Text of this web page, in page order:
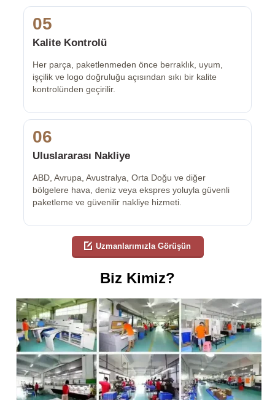
05
Kalite Kontrolü
Her parça, paketlenmeden önce berraklık, uyum,
işçilik ve logo doğruluğu açısından sıkı bir kalite
kontrolünden geçirilir.
06
Uluslararası Nakliye
ABD, Avrupa, Avustralya, Orta Doğu ve diğer
bölgelere hava, deniz veya ekspres yoluyla güvenli
paketleme ve güvenilir nakliye hizmeti.
Uzmanlarımızla Görüşün
Biz Kimiz?